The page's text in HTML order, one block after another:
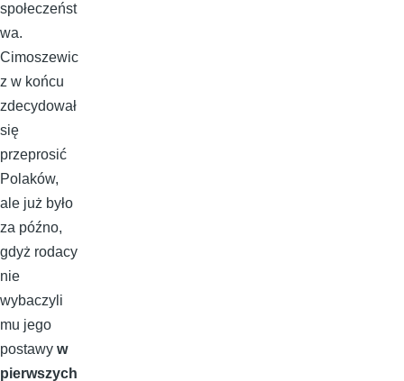
społeczeńst
wa.
Cimoszewic
z w końcu
zdecydował
się
przeprosić
Polaków,
ale już było
za późno,
gdyż rodacy
nie
wybaczyli
mu jego
postawy w
pierwszych